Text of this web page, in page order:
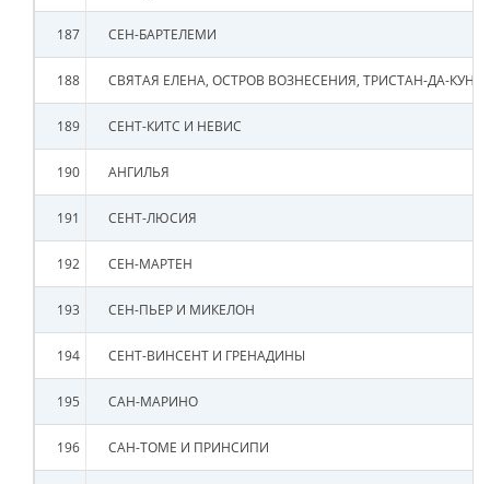
187 СЕН-БАРТЕЛЕМИ
188 СВЯТАЯ ЕЛЕНА, ОСТРОВ ВОЗНЕСЕНИЯ, ТРИСТАН-ДА-
189 СЕНТ-КИТС И НЕВИС
190 АНГИЛЬЯ
191 СЕНТ-ЛЮСИЯ
192 СЕН-МАРТЕН
193 СЕН-ПЬЕР И МИКЕЛОН
194 СЕНТ-ВИНСЕНТ И ГРЕНАДИНЫ
195 САН-МАРИНО
196 САН-ТОМЕ И ПРИНСИПИ